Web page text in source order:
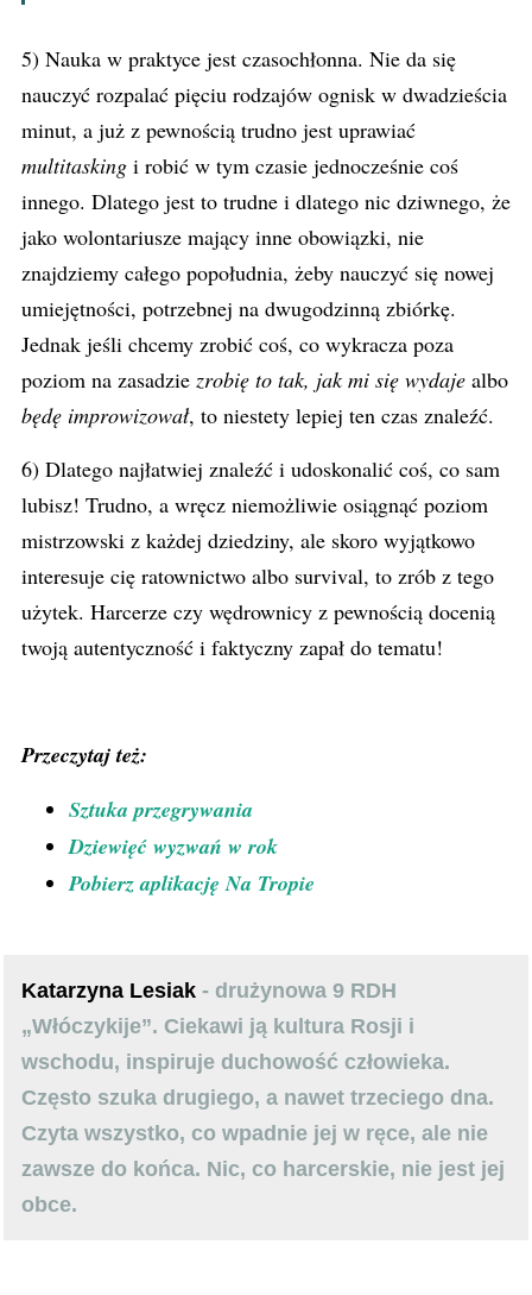
5) Nauka w praktyce jest czasochłonna. Nie da się
nauczyć rozpalać pięciu rodzajów ognisk w dwadzieścia
minut, a już z pewnością trudno jest uprawiać
multitasking i robić w tym czasie jednocześnie coś
innego. Dlatego jest to trudne i dlatego nic dziwnego, że
jako wolontariusze mający inne obowiązki, nie
znajdziemy całego popołudnia, żeby nauczyć się nowej
umiejętności, potrzebnej na dwugodzinną zbiórkę.
Jednak jeśli chcemy zrobić coś, co wykracza poza
poziom na zasadzie zrobię to tak, jak mi się wydaje albo
będę improwizował, to niestety lepiej ten czas znaleźć.
6) Dlatego najłatwiej znaleźć i udoskonalić coś, co sam
lubisz! Trudno, a wręcz niemożliwie osiągnąć poziom
mistrzowski z każdej dziedziny, ale skoro wyjątkowo
interesuje cię ratownictwo albo survival, to zrób z tego
użytek. Harcerze czy wędrownicy z pewnością docenią
twoją autentyczność i faktyczny zapał do tematu!
Przeczytaj też:
Sztuka przegrywania
Dziewięć wyzwań w rok
Pobierz aplikację Na Tropie
Katarzyna Lesiak - drużynowa 9 RDH
„Włóczykije”. Ciekawi ją kultura Rosji i
wschodu, inspiruje duchowość człowieka.
Często szuka drugiego, a nawet trzeciego dna.
Czyta wszystko, co wpadnie jej w ręce, ale nie
zawsze do końca. Nic, co harcerskie, nie jest jej
obce.